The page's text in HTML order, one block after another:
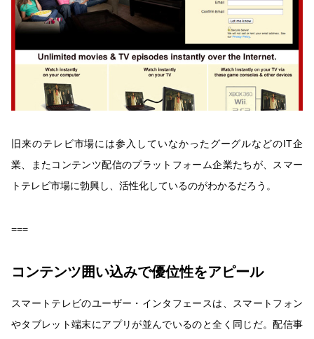
旧来のテレビ市場には参入していなかったグーグルなどのIT企
業、またコンテンツ配信のプラットフォーム企業たちが、スマー
トテレビ市場に勃興し、活性化しているのがわかるだろう。
===
コンテンツ囲い込みで優位性をアピール
スマートテレビのユーザー・インタフェースは、スマートフォン
やタブレット端末にアプリが並んでいるのと全く同じだ。配信事